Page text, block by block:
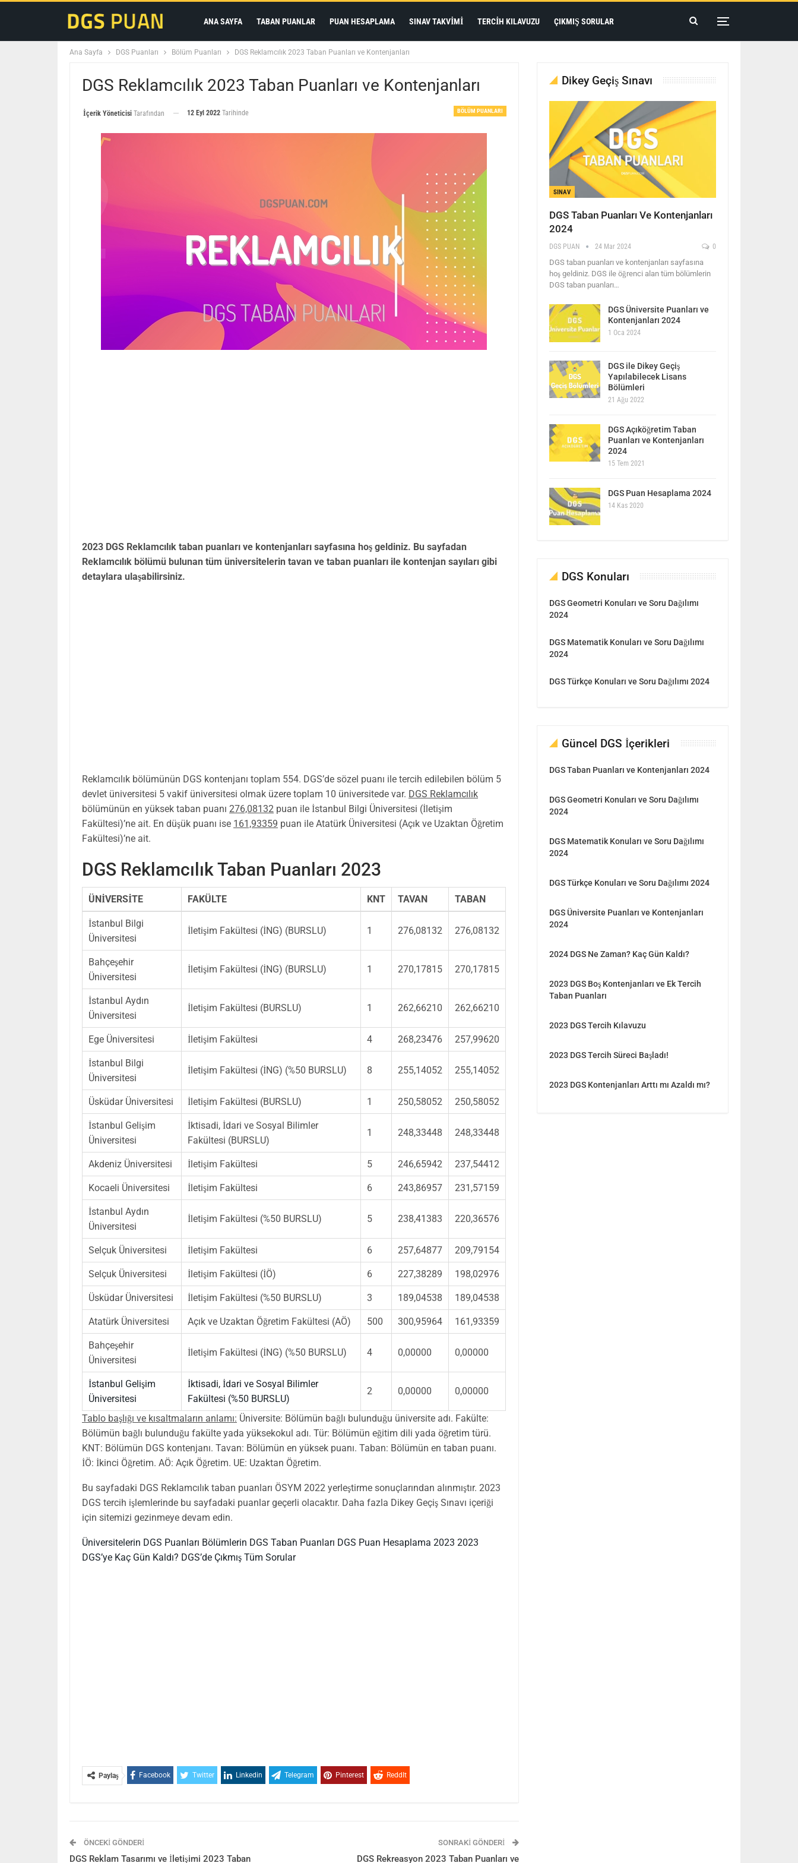
ANA SAYFA TABAN PUANLAR PUAN HESAPLAMA SINAV TAKVIMI TERCIH KILAVUZU ÇIKMIŞ SORULAR
Ana Sayfa DGS Puanları Bölüm Puanları DGS Reklamcılık 2023 Taban Puanları ve Kontenjanları
DGS Reklamcılık 2023 Taban Puanları ve Kontenjanları
BÖLÜM PUANLARI
İçerik Yöneticisi Tarafından 12 Eyl 2022 Tarihinde
2023 DGS Reklamcılık taban puanları ve kontenjanları sayfasına hoş geldiniz. Bu sayfadan
Reklamcılık bölümü bulunan tüm üniversitelerin tavan ve taban puanları ile kontenjan sayıları gibi
detaylara ulaşabilirsiniz.
Reklamcılık bölümünün DGS kontenjanı toplam 554. DGS’de sözel puanı ile tercih edilebilen bölüm 5
devlet üniversitesi 5 vakif üniversitesi olmak üzere toplam 10 üniversitede var. DGS Reklamcılık
bölümünün en yüksek taban puanı 276,08132 puan ile İstanbul Bilgi Üniversitesi (İletişim
Fakültesi)’ne ait. En düşük puanı ise 161,93359 puan ile Atatürk Üniversitesi (Açık ve Uzaktan Öğretim
Fakültesi)’ne ait.
DGS Reklamcılık Taban Puanları 2023
ÜNİVERSİTE FAKÜLTE KNT TAVAN TABAN
İstanbul Bilgi
Üniversitesi
İletişim Fakültesi (İNG) (BURSLU) 1 276,08132 276,08132
Bahçeşehir
Üniversitesi
İletişim Fakültesi (İNG) (BURSLU) 1 270,17815 270,17815
İstanbul Aydın
Üniversitesi
İletişim Fakültesi (BURSLU) 1 262,66210 262,66210
Ege Üniversitesi İletişim Fakültesi 4 268,23476 257,99620
İstanbul Bilgi
Üniversitesi
İletişim Fakültesi (İNG) (%50 BURSLU) 8 255,14052 255,14052
Üsküdar Üniversitesi İletişim Fakültesi (BURSLU) 1 250,58052 250,58052
İstanbul Gelişim
Üniversitesi
İktisadi, İdari ve Sosyal Bilimler
Fakültesi (BURSLU)
1 248,33448 248,33448
Akdeniz Üniversitesi İletişim Fakültesi 5 246,65942 237,54412
Kocaeli Üniversitesi İletişim Fakültesi 6 243,86957 231,57159
İstanbul Aydın
Üniversitesi
İletişim Fakültesi (%50 BURSLU) 5 238,41383 220,36576
Selçuk Üniversitesi İletişim Fakültesi 6 257,64877 209,79154
Selçuk Üniversitesi İletişim Fakültesi (İÖ) 6 227,38289 198,02976
Üsküdar Üniversitesi İletişim Fakültesi (%50 BURSLU) 3 189,04538 189,04538
Atatürk Üniversitesi Açık ve Uzaktan Öğretim Fakültesi (AÖ) 500 300,95964 161,93359
Bahçeşehir
Üniversitesi
İletişim Fakültesi (İNG) (%50 BURSLU) 4 0,00000 0,00000
İstanbul Gelişim
Üniversitesi
İktisadi, İdari ve Sosyal Bilimler
Fakültesi (%50 BURSLU)
2 0,00000 0,00000
Tablo başlığı ve kısaltmaların anlamı: Üniversite: Bölümün bağlı bulunduğu üniversite adı. Fakülte:
Bölümün bağlı bulunduğu fakülte yada yüksekokul adı. Tür: Bölümün eğitim dili yada öğretim türü.
KNT: Bölümün DGS kontenjanı. Tavan: Bölümün en yüksek puanı. Taban: Bölümün en taban puanı.
İÖ: İkinci Öğretim. AÖ: Açık Öğretim. UE: Uzaktan Öğretim.
Bu sayfadaki DGS Reklamcılık taban puanları ÖSYM 2022 yerleştirme sonuçlarından alınmıştır. 2023
DGS tercih işlemlerinde bu sayfadaki puanlar geçerli olacaktır. Daha fazla Dikey Geçiş Sınavı içeriği
için sitemizi gezinmeye devam edin.
Üniversitelerin DGS Puanları Bölümlerin DGS Taban Puanları DGS Puan Hesaplama 2023 2023
DGS’ye Kaç Gün Kaldı? DGS’de Çıkmış Tüm Sorular
Paylaş Facebook Twitter Linkedin Telegram Pinterest ReddIt
ÖNCEKI GÖNDERI
DGS Reklam Tasarımı ve İletişimi 2023 Taban
SONRAKI GÖNDERI
DGS Rekreasyon 2023 Taban Puanları ve
Dikey Geçiş Sınavı
SINAV
DGS Taban Puanları Ve Kontenjanları
2024
DGS PUAN 24 Mar 2024 0
DGS taban puanları ve kontenjanları sayfasına
hoş geldiniz. DGS ile öğrenci alan tüm bölümlerin
DGS taban puanları…
DGS Üniversite Puanları ve
Kontenjanları 2024
1 Oca 2024
DGS ile Dikey Geçiş
Yapılabilecek Lisans
Bölümleri
21 Ağu 2022
DGS Açıköğretim Taban
Puanları ve Kontenjanları
2024
15 Tem 2021
DGS Puan Hesaplama 2024
14 Kas 2020
DGS Konuları
DGS Geometri Konuları ve Soru Dağılımı
2024
DGS Matematik Konuları ve Soru Dağılımı
2024
DGS Türkçe Konuları ve Soru Dağılımı 2024
Güncel DGS İçerikleri
DGS Taban Puanları ve Kontenjanları 2024
DGS Geometri Konuları ve Soru Dağılımı
2024
DGS Matematik Konuları ve Soru Dağılımı
2024
DGS Türkçe Konuları ve Soru Dağılımı 2024
DGS Üniversite Puanları ve Kontenjanları
2024
2024 DGS Ne Zaman? Kaç Gün Kaldı?
2023 DGS Boş Kontenjanları ve Ek Tercih
Taban Puanları
2023 DGS Tercih Kılavuzu
2023 DGS Tercih Süreci Başladı!
2023 DGS Kontenjanları Arttı mı Azaldı mı?